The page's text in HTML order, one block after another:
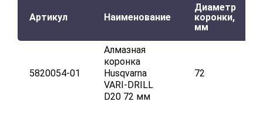
Артикул Наименование
Диаметр
коронки,
мм
5820054-01
Алмазная
коронка
Husqvarna
VARI-DRILL
D20 72 мм
72